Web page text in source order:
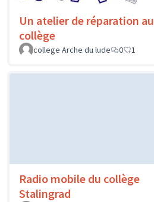
Un atelier de réparation au
collège
college Arche du lude
0 1
Radio mobile du collège
Stalingrad